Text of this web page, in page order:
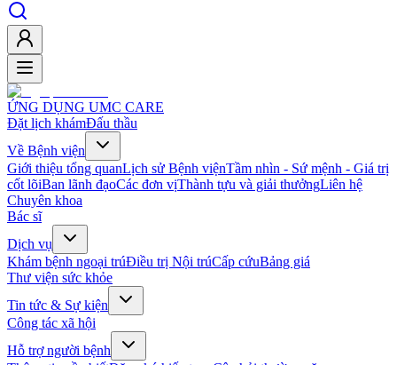
ỨNG DỤNG UMC CARE
Đặt lịch khámĐấu thầu
Về Bệnh viện
Giới thiệu tổng quanLịch sử Bệnh việnTầm nhìn - Sứ mệnh - Giá trị
cốt lõiBan lãnh đạoCác đơn vịThành tựu và giải thưởngLiên hệ
Chuyên khoa
Bác sĩ
Dịch vụ
Khám bệnh ngoại trúĐiều trị Nội trúCấp cứuBảng giá
Thư viện sức khỏe
Tin tức & Sự kiện
Công tác xã hội
Hỗ trợ người bệnh